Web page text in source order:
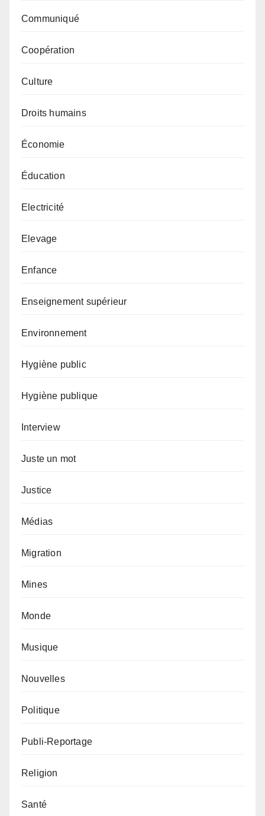
Communiqué
Coopération
Culture
Droits humains
Économie
Éducation
Electricité
Elevage
Enfance
Enseignement supérieur
Environnement
Hygiène public
Hygiène publique
Interview
Juste un mot
Justice
Médias
Migration
Mines
Monde
Musique
Nouvelles
Politique
Publi-Reportage
Religion
Santé